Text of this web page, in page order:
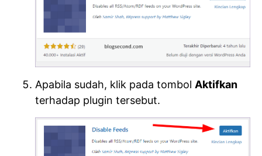
Apabila sudah, klik pada tombol Aktifkan
terhadap plugin tersebut.